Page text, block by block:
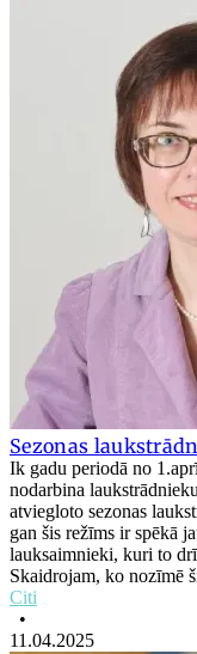
Sezonas
Ik gadu periodā no
nodarbina
atviegloto sezonas
gan šis režīms ir spēkā
lauksaimnieki, kuri to
Skaidrojam, ko nozīmē
Citi
•
11.04.2025